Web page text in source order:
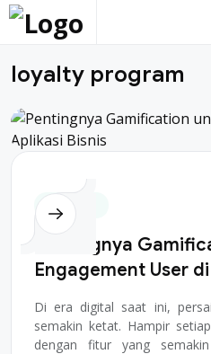
loyalty program
Pentingnya
Engagement User
Di era digital saat ini,
semakin ketat. Hampir
dengan fitur yang